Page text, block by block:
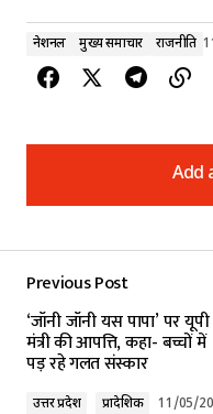
नेशनल मुख्य समाचार राजनीति
Add
Add
Required fields
Previous Post
‘जॉनी जॉनी यस पापा’ पर यूपी
मंत्री की आपत्ति, कहा- बच्चों में
पड़ रहे गलत संस्कार
उत्तर प्रदेश प्रादेशिक 11/05/